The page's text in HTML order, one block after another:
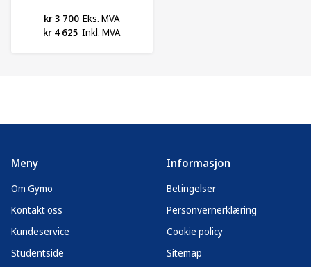
kr 3 700 Eks. MVA
kr 4 625 Inkl. MVA
Meny
Om Gymo
Kontakt oss
Kundeservice
Studentside
Informasjon
Betingelser
Personvernerklæring
Cookie policy
Sitemap